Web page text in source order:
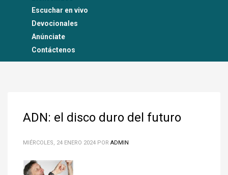
Escuchar en vivo
Devocionales
Anúnciate
Contáctenos
ADN: el disco duro del futuro
MIÉRCOLES, 24 ENERO 2024 POR ADMIN